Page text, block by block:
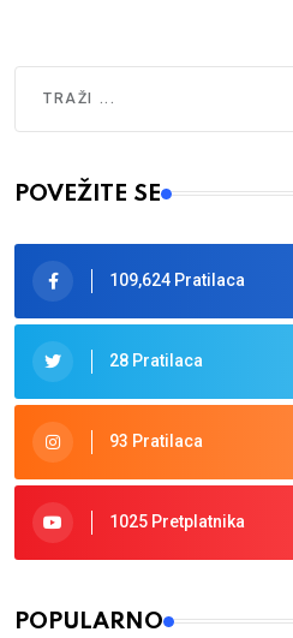
Type 2 or more characters for
POVEŽITE SE
109,624 Pratilaca
28 Pratilaca
93 Pratilaca
1025 Pretplatnika
POPULARNO